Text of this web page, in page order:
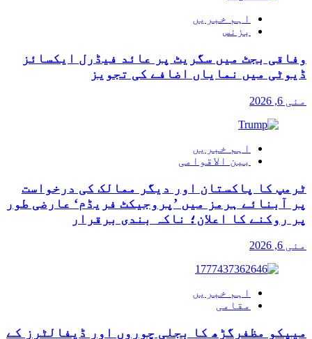
اہم خبریں
بزنس
وفاقی بجٹ میں سگریٹ پر عائد فیڈرل ایکسائز
ڈیوٹی میں نمایاں اضافے کی تجویز
مئی 6, 2026
اہم خبریں
بین الاقوامی
ٹرمپ کا پاکستان اور دیگر ممالک کی درخواست
پر آبنائے ہرمز میں ’پروجیکٹ فریڈم‘ عارضی طور
پر روکنے کا اعلان؛ ناکہ بندی برقرار
مئی 6, 2026
اہم خبریں
مقامی
میپکو مظفرگڑھ کا بجلی چوروں اور ڈیفالٹرز کے